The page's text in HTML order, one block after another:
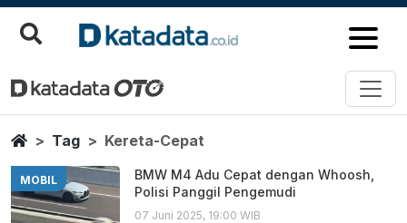
Kereta Cepat
Berita Terbaru
HomeTag Kereta-Cepat
MOBIL
BMW M4 Adu Cepat dengan Whoosh,
Polisi Panggil Pengemudi
07 Juni 2025, 19:00 WIB